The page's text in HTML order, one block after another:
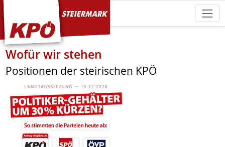
KPÖ Steiermark
Wofür wir stehen
Positionen der steirischen KPÖ